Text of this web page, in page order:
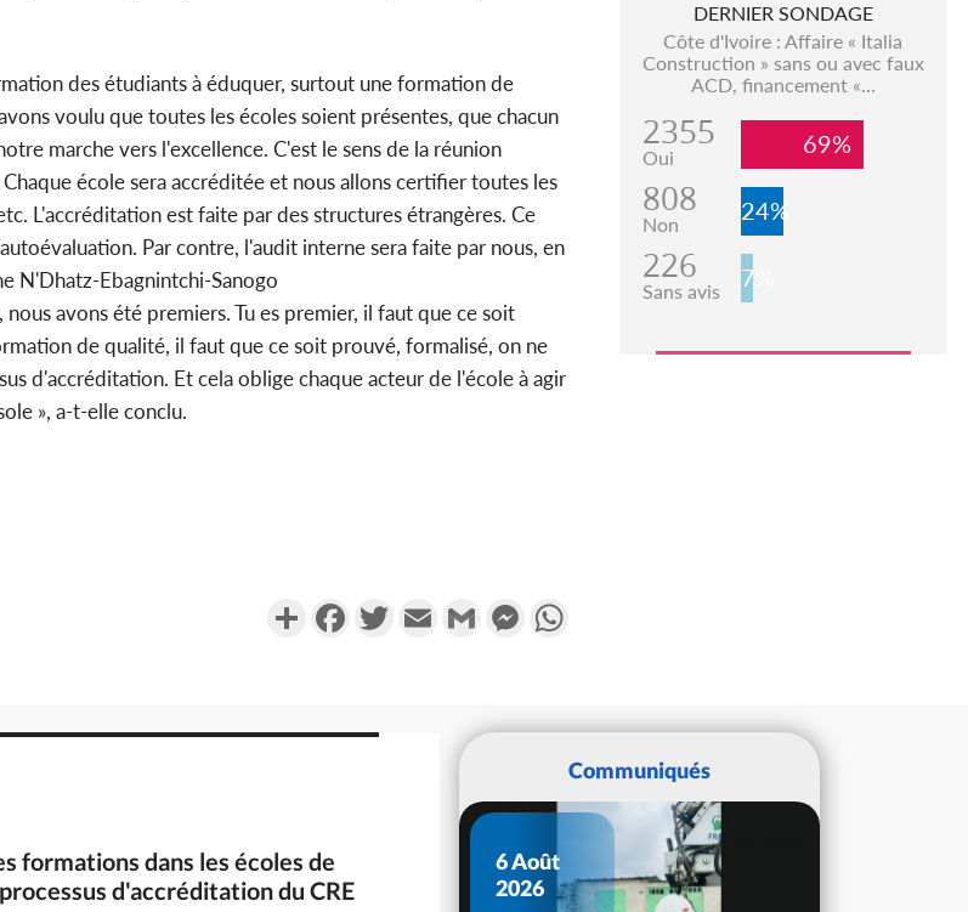
des étudiants à éduquer, surtout une formation de
voulu que toutes les écoles soient présentes, que chacun
marche vers l'excellence. C'est le sens de la réunion
école sera accréditée et nous allons certifier toutes les
L'accréditation est faite par des structures étrangères. Ce
Par contre, l'audit interne sera faite par nous, en
N'Dhatz-Ebagnintchi-Sanogo
avons été premiers. Tu es premier, il faut que ce soit
de qualité, il faut que ce soit prouvé, formalisé, on ne
d'accréditation. Et cela oblige chaque acteur de l'école à agir
», a-t-elle conclu.
PartagerFacebookTwitterEmail Gmail Messenger
DERNIER SONDAGE
Côte d'Ivoire : Affaire « Italia
Construction » sans ou avec faux
ACD, financement «...
2355
Oui 69%
808
Non 24%
226
Sans avis 7%
formations dans les écoles de
d'accréditation du CRE
Communiqués
6 Août
2026